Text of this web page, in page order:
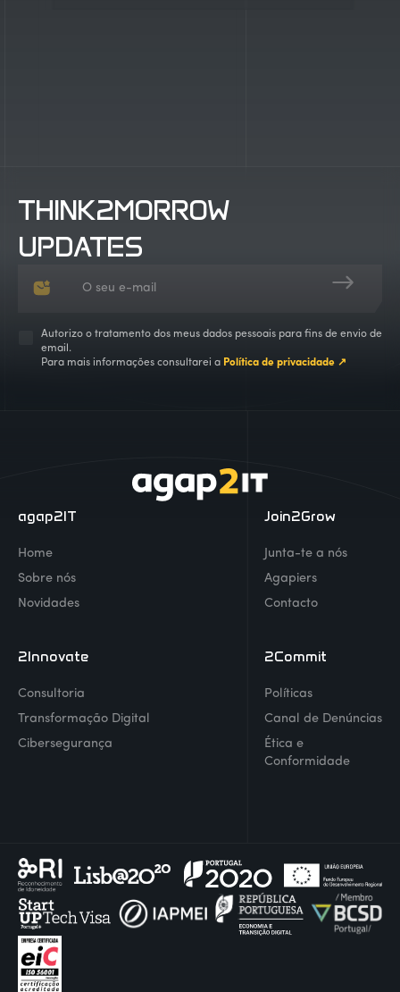
THINK2MORROW
UPDATES
Autorizo o tratamento dos meus dados pessoais para fins de envio de
email.
Para mais informações consultarei a Política de privacidade ↗
agap2IT
Home
Sobre nós
Novidades
Join2Grow
Junta-te a nós
Agapiers
Contacto
2Innovate
Consultoria
Transformação Digital
Cibersegurança
2Commit
Políticas
Canal de Denúncias
Ética e
Conformidade